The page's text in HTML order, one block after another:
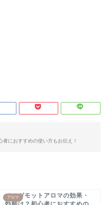
者におすすめの使い方もお伝え！
2023年1月14日